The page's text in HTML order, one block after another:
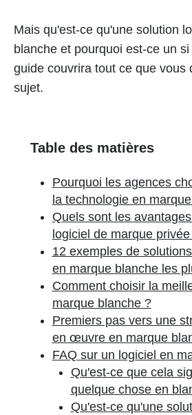
Mais qu'est-ce qu'une solution
blanche et pourquoi est-ce un
guide couvrira tout ce que vous
sujet.
Table des matières
Pourquoi les agences
la technologie en
Quels sont les
logiciel de marque
12 exemples de
en marque blanche les
Comment choisir la
marque blanche ?
Premiers pas vers une
en œuvre en marque
FAQ sur un logiciel en
Qu'est-ce que cela
quelque chose en
Qu'est-ce qu'une